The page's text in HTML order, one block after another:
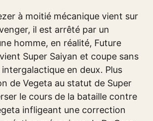
à moitié mécanique vient sur
il est arrêté par un
homme, en réalité, Future
Super Saiyan et coupe sans
en deux. Plus
de Vegeta au statut de Super
le cours de la bataille contre
infligeant une correction